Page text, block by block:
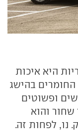
היא איכות
בהישג
ופשוטים
שחור והוא
נו, לפחות זה.